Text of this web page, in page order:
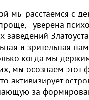
мы расстаёмся с
- уверена
заведений
и зрительная
когда мы
мы осознаем этот
активизирует
за